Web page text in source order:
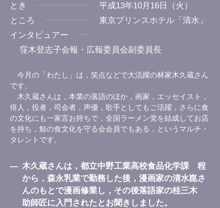
とき
平成13年10月16日（火）
ところ
東京プリンスホテル「清水」
インタビュアー
窪木登志子会報・広報委員会副委員長
今月の「わたし」は，笑点などで大活躍の林家木久蔵さん
です。
木久蔵さんは，本業の落語のほか，画家，エッセイスト，
俳人，役者，司会者，声優，歌手としてもご活躍，さらに食
の文化にも一家言お持ちで，全国ラーメン党を結成してお店
を持ち，鯨の食文化を守る会会員でもある，というマルチ・
タレントです。
― 木久蔵さんは，都立中野工業高校食品化学課 程
から，森永乳業で勤務した後，漫画家の清水崑さ
んのもとで漫画修業し，その後落語家の桂三木
助師匠に入門されたとお聞きしました。